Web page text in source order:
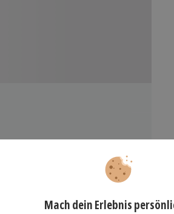
Rotwein) mit selbst zu
direkt vom Winzer,